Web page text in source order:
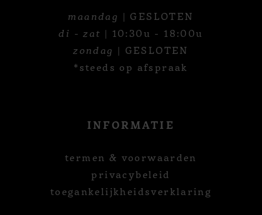
maandag | GESLOTEN
di - zat | 10:30u - 18:00u
zondag | GESLOTEN
*steeds op afspraak
INFORMATIE
termen & voorwaarden
privacybeleid
toegankelijkheidsverklaring